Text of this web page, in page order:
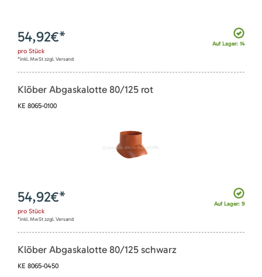
Auf Lager: 14
54,92€*
pro Stück
*inkl. MwSt zzgl. Versand
Klöber Abgaskalotte 80/125 rot
KE 8065-0100
Auf Lager: 9
54,92€*
pro Stück
*inkl. MwSt zzgl. Versand
Klöber Abgaskalotte 80/125 schwarz
KE 8065-0450